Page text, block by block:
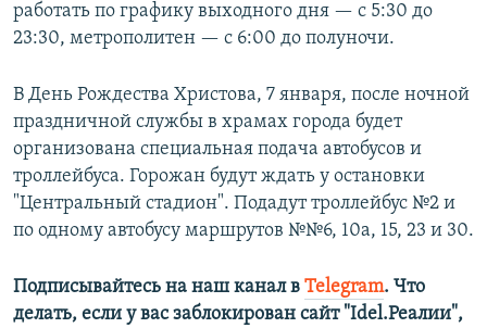
работать по графику выходного дня — с 5:30 до
23:30, метрополитен — с 6:00 до полуночи.
В День Рождества Христова, 7 января, после ночной
праздничной службы в храмах города будет
организована специальная подача автобусов и
троллейбуса. Горожан будут ждать у остановки
"Центральный стадион". Подадут троллейбус №2 и
по одному автобусу маршрутов №№6, 10а, 15, 23 и 30.
Подписывайтесь на наш канал в Telegram. Что
делать, если у вас заблокирован сайт "Idel.Реалии",